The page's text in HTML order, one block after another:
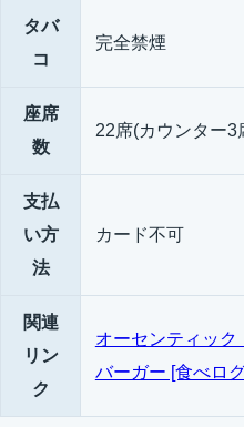
タバ
コ
完全禁煙
座席
数
22席(カウンター3
支払
い方
法
カード不可
関連
リン
ク
オーセンティック
バーガー [食べロ